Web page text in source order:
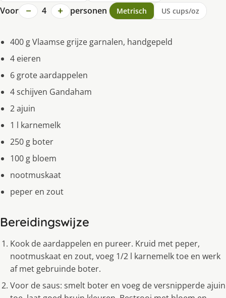
Voor − 4 + personen Metrisch US cups/oz
400 g Vlaamse grijze garnalen, handgepeld
4 eieren
6 grote aardappelen
4 schijven Gandaham
2 ajuin
1 l karnemelk
250 g boter
100 g bloem
nootmuskaat
peper en zout
Bereidingswijze
Kook de aardappelen en pureer. Kruid met peper,
nootmuskaat en zout, voeg 1/2 l karnemelk toe en werk
af met gebruinde boter.
Voor de saus: smelt boter en voeg de versnipperde ajuin